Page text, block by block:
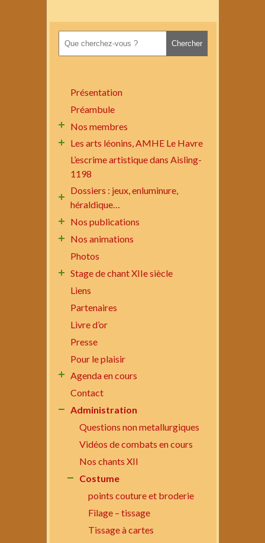
Présentation
Préambule
Nos membres
Les arts léonins, AMHE Le Havre
L’escrime artistique dans Aisling-
1198
Dossiers : jeux, enluminure,
héraldique…
Nos publications
Nos animations
Photos
Stage de chant XIIe siècle
Liens
Partenaires
Livre d’or
Presse
Pour le plaisir
Agenda en cours
Contact
Administration
Questions non metallurgiques
Vidéos de combats en cours
Nos chants XII
Costume
points couture et broderie
Filage – tissage
Tissage à cartes